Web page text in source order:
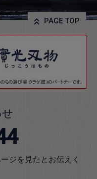
PAGE TOP
ジを見たとお伝えく